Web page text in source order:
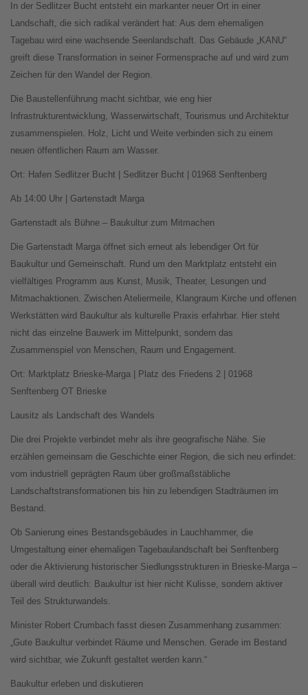
In der Sedlitzer Bucht entsteht ein markanter neuer Ort in einer
Landschaft, die sich radikal verändert hat: Aus dem ehemaligen
Tagebau wird eine wachsende Seenlandschaft. Das Gebäude „KANU“
greift diese Transformation in seiner Formensprache auf und wird zum
Zeichen für den Wandel der Region.
Die Baustellenführung macht sichtbar, wie eng hier
Infrastrukturentwicklung, Wasserwirtschaft, Tourismus und Architektur
zusammenspielen. Holz, Licht und Weite verbinden sich zu einem
neuen öffentlichen Raum am Wasser.
Ort: Hafen Sedlitzer Bucht | Sedlitzer Bucht | 01968 Senftenberg
Ab 14:00 Uhr | Gartenstadt Marga
Gartenstadt als Bühne – Baukultur zum Mitmachen
Die Gartenstadt Marga öffnet sich erneut als lebendiger Ort für
Baukultur und Gemeinschaft. Rund um den Marktplatz entsteht ein
vielfältiges Programm aus Kunst, Musik, Theater, Lesungen und
Mitmachaktionen. Zwischen Ateliermeile, Klangraum Kirche und offenen
Werkstätten wird Baukultur als kulturelle Praxis erfahrbar. Hier steht
nicht das einzelne Bauwerk im Mittelpunkt, sondern das
Zusammenspiel von Menschen, Raum und Engagement.
Ort: Marktplatz Brieske-Marga | Platz des Friedens 2 | 01968
Senftenberg OT Brieske
Lausitz als Landschaft des Wandels
Die drei Projekte verbindet mehr als ihre geografische Nähe. Sie
erzählen gemeinsam die Geschichte einer Region, die sich neu erfindet:
vom industriell geprägten Raum über großmaßstäbliche
Landschaftstransformationen bis hin zu lebendigen Stadträumen im
Bestand.
Ob Sanierung eines Bestandsgebäudes in Lauchhammer, die
Umgestaltung einer ehemaligen Tagebaulandschaft bei Senftenberg
oder die Aktivierung historischer Siedlungsstrukturen in Brieske-Marga –
überall wird deutlich: Baukultur ist hier nicht Kulisse, sondern aktiver
Teil des Strukturwandels.
Minister Robert Crumbach fasst diesen Zusammenhang zusammen:
„Gute Baukultur verbindet Räume und Menschen. Gerade im Bestand
wird sichtbar, wie Zukunft gestaltet werden kann.“
Baukultur erleben und diskutieren